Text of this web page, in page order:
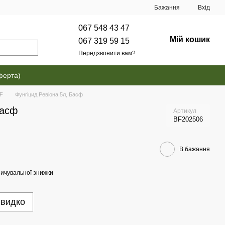
Бажання Вхід
067 548 43 47
067 319 59 15
Передзвонити вам?
Мій кошик
Фунгіцид Ревіона 5л, Басф
Артикул
BF202506
В бажання
знижки